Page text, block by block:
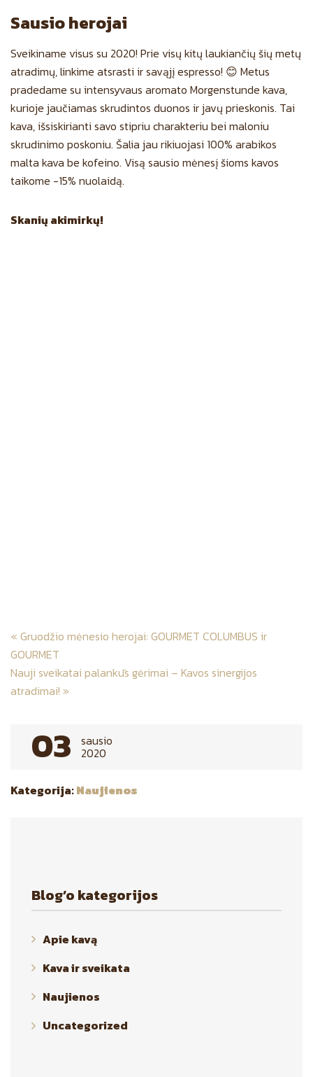
Sausio herojai
Sveikiname visus su 2020! Prie visų kitų laukiančių šių metų
atradimų, linkime atsrasti ir savąjį espresso! 😊 Metus
pradedame su intensyvaus aromato Morgenstunde kava,
kurioje jaučiamas skrudintos duonos ir javų prieskonis. Tai
kava, išsiskirianti savo stipriu charakteriu bei maloniu
skrudinimo poskoniu. Šalia jau rikiuojasi 100% arabikos
malta kava be kofeino. Visą sausio mėnesį šioms kavos
taikome -15% nuolaidą.
Skanių akimirkų!
Post
navigation
« Gruodžio mėnesio herojai: GOURMET COLUMBUS ir
GOURMET
Nauji sveikatai palankūs gėrimai – Kavos sinergijos
atradimai! »
03 sausio
2020
Kategorija:Naujienos
Blog’o kategorijos
Apie kavą
Kava ir sveikata
Naujienos
Uncategorized